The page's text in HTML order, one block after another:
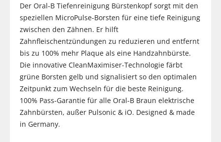
Der Oral-B Tiefenreinigung Bürstenkopf sorgt mit den
speziellen MicroPulse-Borsten für eine tiefe Reinigung
zwischen den Zähnen. Er hilft
Zahnfleischentzündungen zu reduzieren und entfernt
bis zu 100% mehr Plaque als eine Handzahnbürste.
Die innovative CleanMaximiser-Technologie färbt
grüne Borsten gelb und signalisiert so den optimalen
Zeitpunkt zum Wechseln für die beste Reinigung.
100% Pass-Garantie für alle Oral-B Braun elektrische
Zahnbürsten, außer Pulsonic & iO. Designed & made
in Germany.